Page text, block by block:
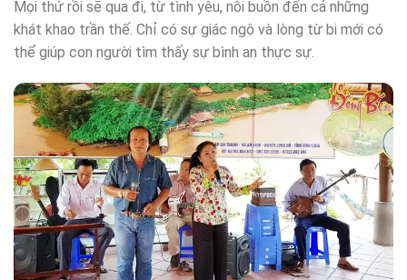
Mọi thứ rồi sẽ qua đi, từ tình yêu, nỗi buồn đến cả những
khát khao trần thế. Chỉ có sự giác ngộ và lòng từ bi mới có
thể giúp con người tìm thấy sự bình an thực sự.